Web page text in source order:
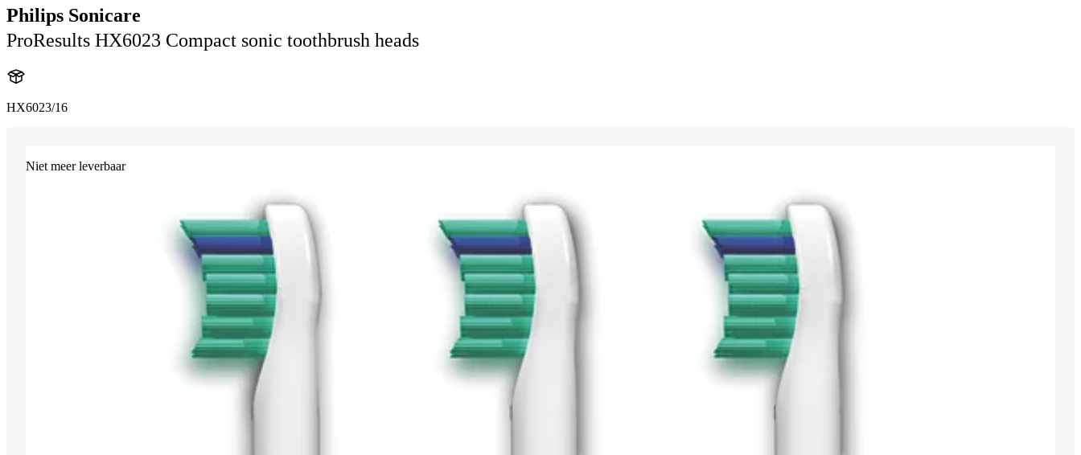
Philips Sonicare
ProResults HX6023 Compact sonic toothbrush heads
HX6023/16
Niet meer leverbaar